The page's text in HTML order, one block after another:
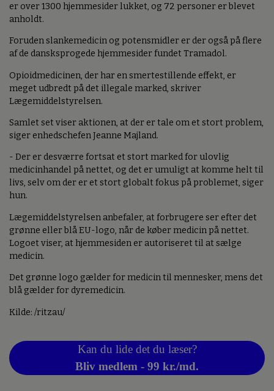
er over 1300 hjemmesider lukket, og 72 personer er blevet
anholdt.
Foruden slankemedicin og potensmidler er der også på flere
af de dansksprogede hjemmesider fundet Tramadol.
Opioidmedicinen, der har en smertestillende effekt, er
meget udbredt på det illegale marked, skriver
Lægemiddelstyrelsen.
Samlet set viser aktionen, at der er tale om et stort problem,
siger enhedschefen Jeanne Majland.
- Der er desværre fortsat et stort marked for ulovlig
medicinhandel på nettet, og det er umuligt at komme helt til
livs, selv om der er et stort globalt fokus på problemet, siger
hun.
Lægemiddelstyrelsen anbefaler, at forbrugere ser efter det
grønne eller blå EU-logo, når de køber medicin på nettet.
Logoet viser, at hjemmesiden er autoriseret til at sælge
medicin.
Det grønne logo gælder for medicin til mennesker, mens det
blå gælder for dyremedicin.
Kilde: /ritzau/
Kan du lide det du læser?
Bliv medlem - 99 kr./md.